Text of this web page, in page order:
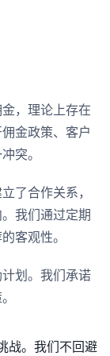
，理论上存在
金政策、客户
突。
了合作关系，
我们通过定期
客观性。
划。我们承诺
战。我们不回避